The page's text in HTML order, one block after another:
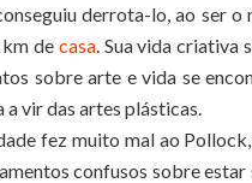
derrota-lo, ao ser
de casa. Sua vida criativa
sobre arte e vida se
a vir das artes plásticas.
fez muito mal ao
confusos sobre